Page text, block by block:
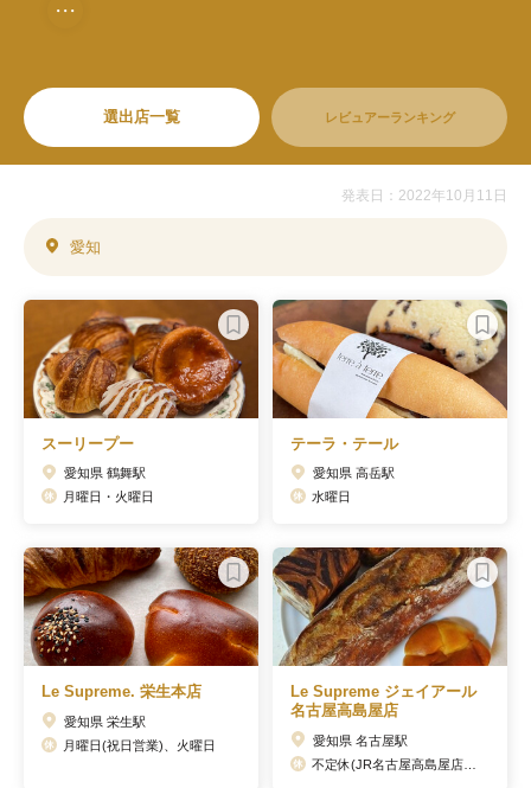
・・・
選出店一覧 レビュアーランキング
発表日：2022年10月11日
愛知
スーリープー
愛知県 鶴舞駅
月曜日・火曜日
テーラ・テール
愛知県 高岳駅
水曜日
Le Supreme. 栄生本店
愛知県 栄生駅
月曜日(祝日営業)、火曜日
Le Supreme ジェイアール
名古屋高島屋店
愛知県 名古屋駅